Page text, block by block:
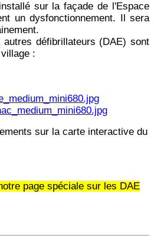
sur la façade de l'Espace
un dysfonctionnement. Il sera
défibrillateurs (DAE) sont
:
sur la carte interactive du
page spéciale sur les DAE